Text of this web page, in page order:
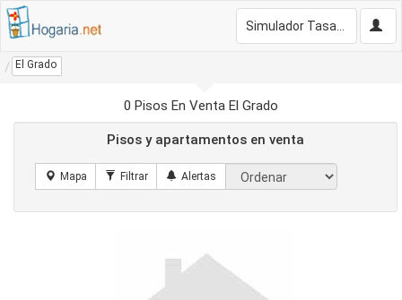
El Grado
0 Pisos En Venta El Grado
Pisos y apartamentos en venta